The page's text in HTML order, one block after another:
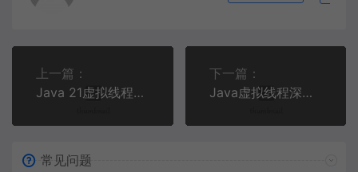
上一篇：
Java 21虚拟线程实战：把电商活动页的并发查询从60秒压到3秒
下一篇：
Java虚拟线程深度实战：从零构建零阻塞HTTP服务器，榨干CPU最后一滴性能
常见问题